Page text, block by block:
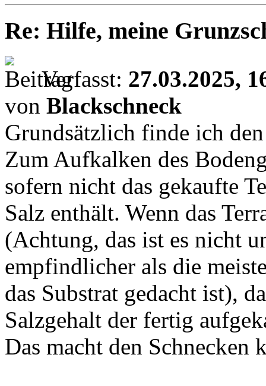
Re: Hilfe, meine
Verfasst: 27.03.2025,
von Blackschneck
Grundsätzlich finde ich
Zum Aufkalken des
sofern nicht das gekaufte
Salz enthält. Wenn das
(Achtung, das ist es nicht
empfindlicher als die
das Substrat gedacht ist),
Salzgehalt der fertig
Das macht den Schnecken